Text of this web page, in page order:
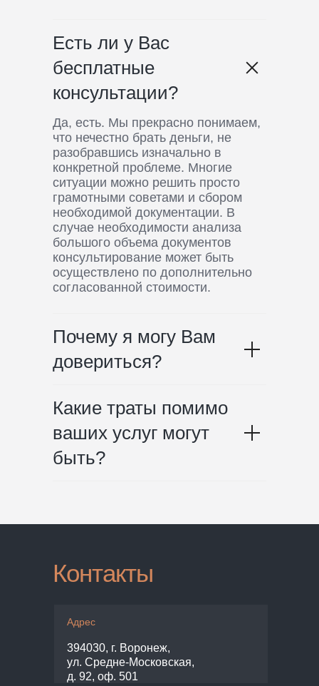
Есть ли у Вас
бесплатные
консультации?
Да, есть. Мы прекрасно понимаем,
что нечестно брать деньги, не
разобравшись изначально в
конкретной проблеме. Многие
ситуации можно решить просто
грамотными советами и сбором
необходимой документации. В
случае необходимости анализа
большого объема документов
консультирование может быть
осуществлено по дополнительно
согласованной стоимости.
Почему я могу Вам
довериться?
Какие траты помимо
ваших услуг могут
быть?
Контакты
Адрес
394030, г. Воронеж,
ул. Средне-Московская,
д. 92, оф. 501